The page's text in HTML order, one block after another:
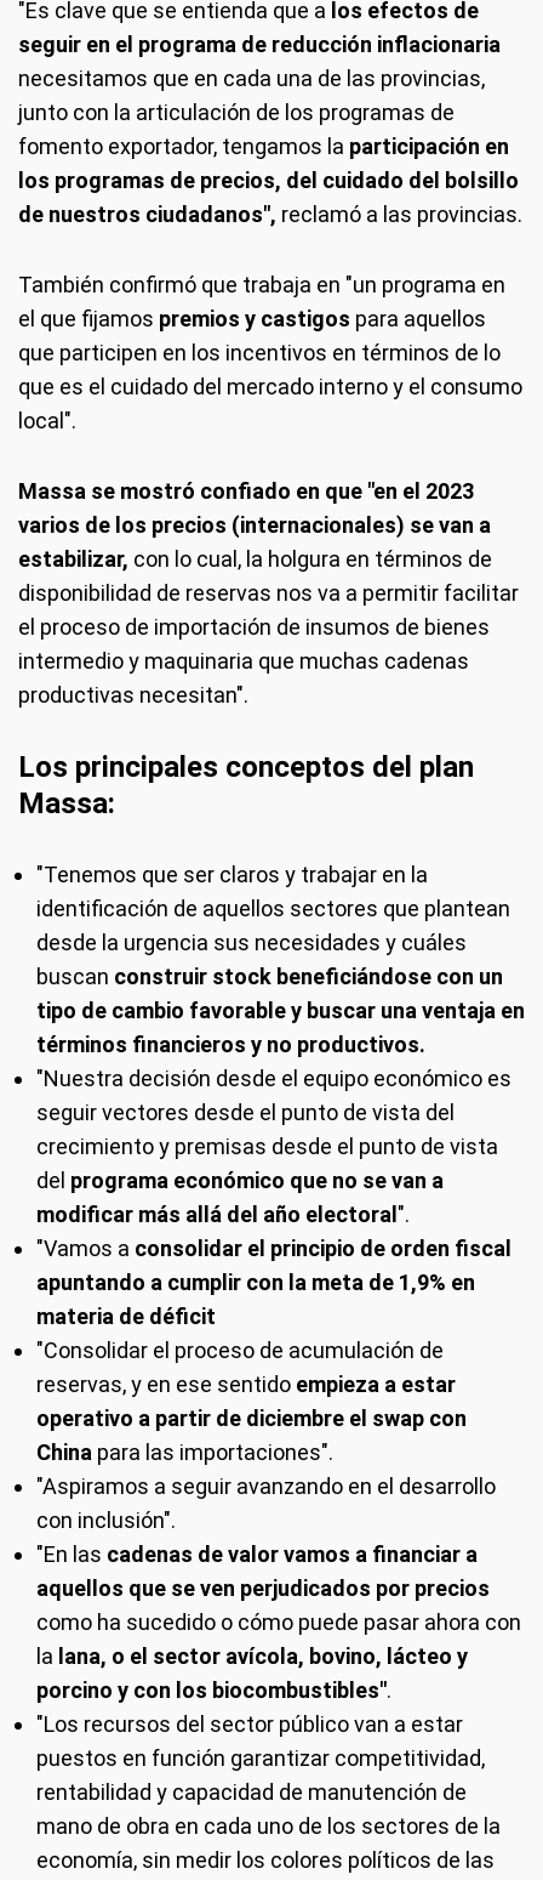
"Es clave que se entienda que a los efectos de
seguir en el programa de reducción inflacionaria
necesitamos que en cada una de las provincias,
junto con la articulación de los programas de
fomento exportador, tengamos la participación en
los programas de precios, del cuidado del bolsillo
de nuestros ciudadanos", reclamó a las provincias.
También confirmó que trabaja en "un programa en
el que fijamos premios y castigos para aquellos
que participen en los incentivos en términos de lo
que es el cuidado del mercado interno y el consumo
local".
Massa se mostró confiado en que "en el 2023
varios de los precios (internacionales) se van a
estabilizar, con lo cual, la holgura en términos de
disponibilidad de reservas nos va a permitir facilitar
el proceso de importación de insumos de bienes
intermedio y maquinaria que muchas cadenas
productivas necesitan".
Los principales conceptos del plan
Massa:
"Tenemos que ser claros y trabajar en la
identificación de aquellos sectores que plantean
desde la urgencia sus necesidades y cuáles
buscan construir stock beneficiándose con un
tipo de cambio favorable y buscar una ventaja en
términos financieros y no productivos.
"Nuestra decisión desde el equipo económico es
seguir vectores desde el punto de vista del
crecimiento y premisas desde el punto de vista
del programa económico que no se van a
modificar más allá del año electoral ".
"Vamos a consolidar el principio de orden fiscal
apuntando a cumplir con la meta de 1,9% en
materia de déficit
"Consolidar el proceso de acumulación de
reservas, y en ese sentido empieza a estar
operativo a partir de diciembre el swap con
China para las importaciones".
"Aspiramos a seguir avanzando en el desarrollo
con inclusión".
"En las cadenas de valor vamos a financiar a
aquellos que se ven perjudicados por precios
como ha sucedido o cómo puede pasar ahora con
la lana, o el sector avícola, bovino, lácteo y
porcino y con los biocombustibles".
"Los recursos del sector público van a estar
puestos en función garantizar competitividad,
rentabilidad y capacidad de manutención de
mano de obra en cada uno de los sectores de la
economía, sin medir los colores políticos de las